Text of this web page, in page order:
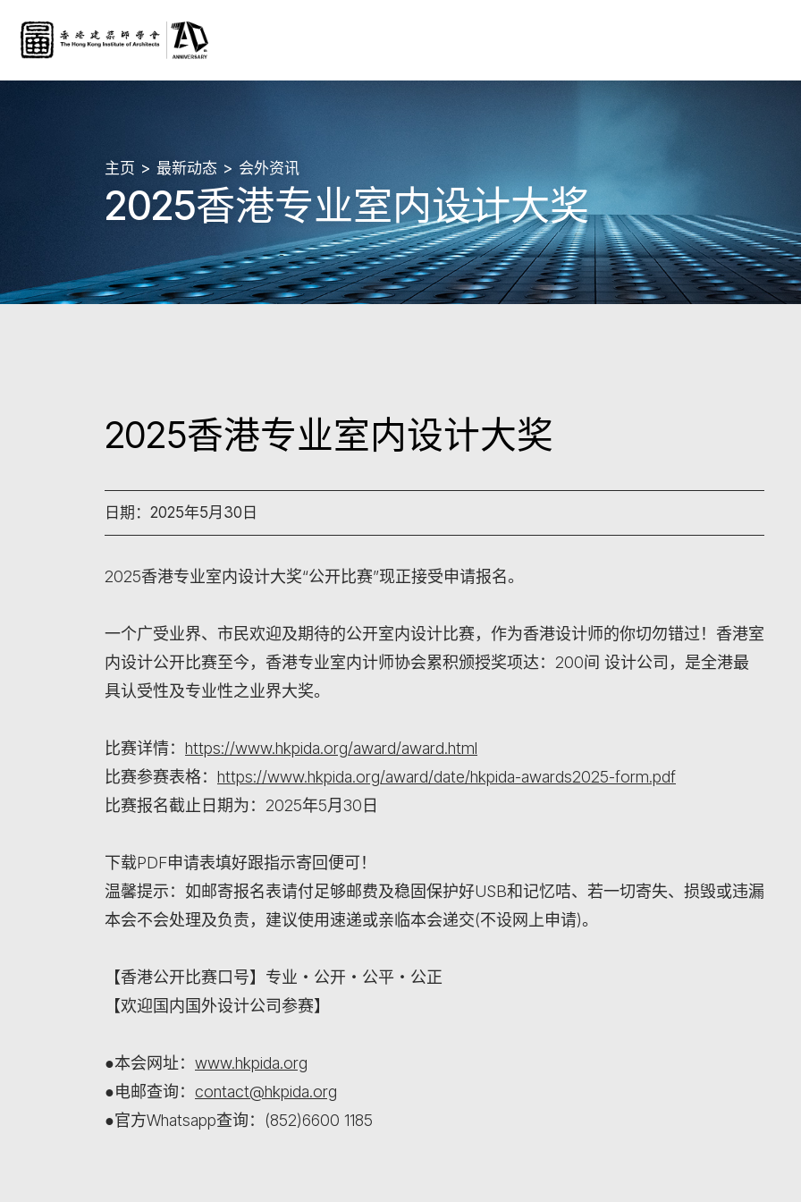
主页 最新动态 会外资讯
2025香港专业室内设计大奖
2025香港专业室内设计大奖
日期：2025年5月30日
2025香港专业室内设计大奖“公开比赛”现正接受申请报名。
一个广受业界、市民欢迎及期待的公开室内设计比赛，作为香港设计师的你切勿错过！香港室
内设计公开比赛至今，香港专业室内计师协会累积颁授奖项达：200间 设计公司，是全港最
具认受性及专业性之业界大奖。
比赛详情： https://www.hkpida.org/award/award.html
比赛参赛表格： https://www.hkpida.org/award/date/hkpida-awards2025-form.pdf
比赛报名截止日期为：2025年5月30日
下载PDF申请表填好跟指示寄回便可！
温馨提示：如邮寄报名表请付足够邮费及稳固保护好USB和记忆咭、若一切寄失、损毁或违漏
本会不会处理及负责，建议使用速递或亲临本会递交(不设网上申请)。
【香港公开比赛口号】专业‧公开‧公平‧公正
【欢迎国内国外设计公司参赛】
●本会网址： www.hkpida.org
●电邮查询： contact@hkpida.org
●官方Whatsapp查询：(852)6600 1185